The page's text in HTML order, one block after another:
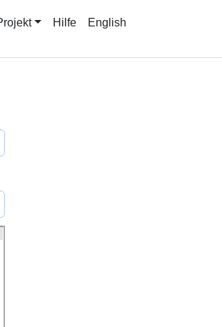
Hilfe English